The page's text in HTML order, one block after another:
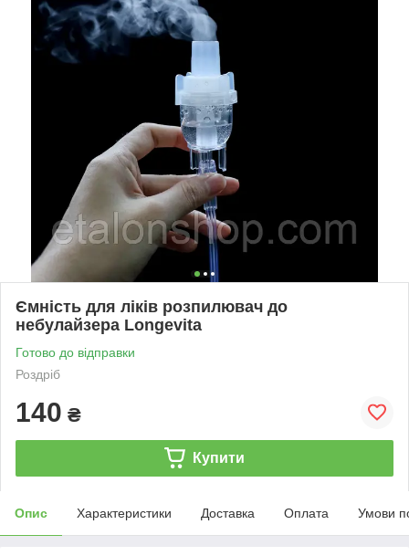
Ємність для ліків розпилювач до
небулайзера Longevita
Готово до відправки
Роздріб
140 ₴
Купити
Опис Характеристики Доставка Оплата Умови